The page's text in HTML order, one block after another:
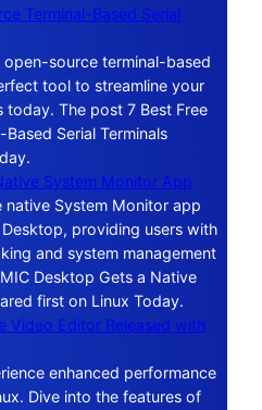
Terminal-Based Serial
source terminal-based
tool to streamline your
today. The post 7 Best Free
Serial Terminals
System Monitor App
System Monitor app
providing users with
and system management
Desktop Gets a Native
first on Linux Today.
Video Editor Released with
enhanced performance
Dive into the features of